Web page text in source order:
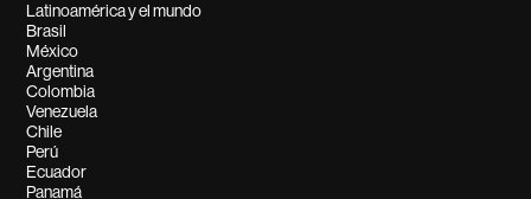
Latinoamérica y el mundo
Brasil
México
Argentina
Colombia
Venezuela
Chile
Perú
Ecuador
Panamá